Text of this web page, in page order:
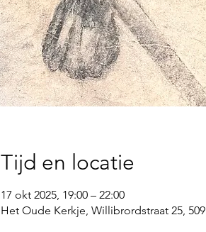
Tijd en locatie
17 okt 2025, 19:00 – 22:00
Het Oude Kerkje, Willibrordstraat 25,